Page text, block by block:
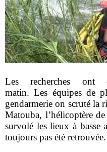
Les recherches ont
matin. Les équipes de
gendarmerie on scruté la
Matouba, l’hélicoptère
survolé les lieux à basse
toujours pas été retrouvée.